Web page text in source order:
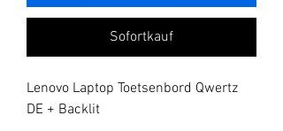
Sofortkauf
Lenovo Laptop Toetsenbord Qwertz
DE + Backlit